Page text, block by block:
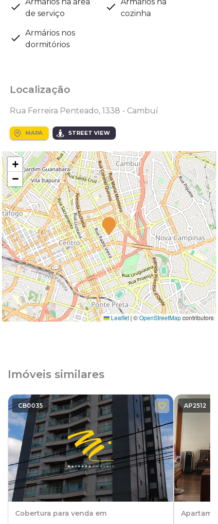
de serviço
cozinha
Armários nos
dormitórios
Localização
Rua Ferreira Penteado, 1338 - Cambuí
MAPA STREET VIEW
+
−
Leaflet|©OpenStreetMapcontributors
Imóveis similares
CB0035
Cobertura para venda em
AP2512